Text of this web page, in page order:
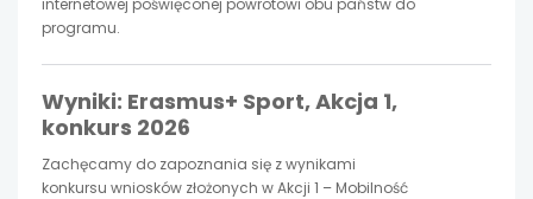
programu.
Wyniki: Erasmus+ Sport, Akcja 1,
konkurs 2026
Zachęcamy do zapoznania się z wynikami
konkursu wniosków złożonych w Akcji 1 – Mobilność